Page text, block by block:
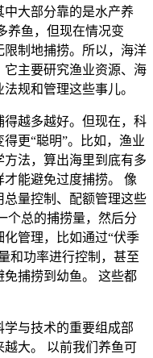
中大部分靠的是水产养
养鱼，但现在情况变
制地捕捞。所以，海洋
主要研究渔业资源、海
规和管理这些事儿。
越多越好。但现在，科
更“聪明”。比如，渔业
法，算出海里到底有多
能避免过度捕捞。 像
量控制、配额管理这些
个总的捕捞量，然后分
管理，比如通过“伏季
和功率进行控制，甚至
捕捞到幼鱼。 这些都
与技术的重要组成部
大。 以前我们养鱼可